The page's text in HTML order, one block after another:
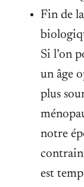
Fin de
Si l’on
un âge
plus
notre
est